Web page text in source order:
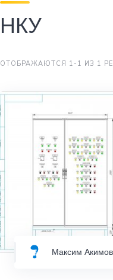
НКУ
ОТОБРАЖАЮТСЯ 1-1 ИЗ 1
Максим Акимов